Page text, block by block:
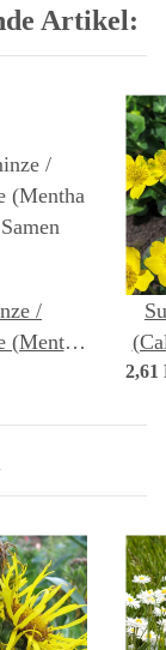
Artikel:
/
(Mentha